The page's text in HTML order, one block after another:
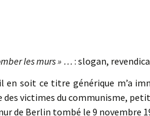
les murs » … : slogan,
en soit ce titre générique m’a
des victimes du communisme,
de Berlin tombé le 9